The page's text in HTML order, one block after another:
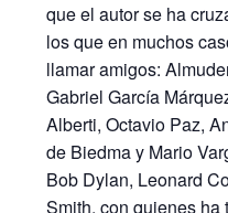
que el autor se ha
los que en muchos
llamar amigos:
Gabriel García
Alberti, Octavio Paz,
de Biedma y Mario
Bob Dylan, Leonard
Smith, con quienes ha